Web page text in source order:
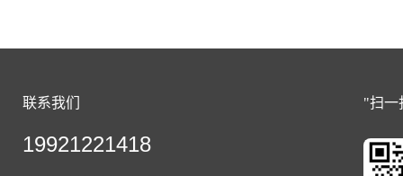
联系我们
19921221418
"扫一